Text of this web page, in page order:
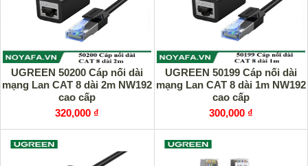
UGREEN 50200 Cáp nối dài
mạng Lan CAT 8 dài 2m NW192
cao cấp
320,000 ₫
UGREEN 50199 Cáp nối dài
mạng Lan CAT 8 dài 1m NW192
cao cấp
300,000 ₫